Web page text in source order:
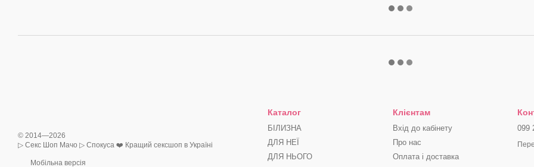
© 2014—2026
▷ Секс Шоп Мачо ▷ Спокуса ❤️ Кращий сексшоп в Україні
Мобільна версія
Каталог
БІЛИЗНА
ДЛЯ НЕЇ
ДЛЯ НЬОГО
Клієнтам
Вхід до кабінету
Про нас
Оплата і доставка
099